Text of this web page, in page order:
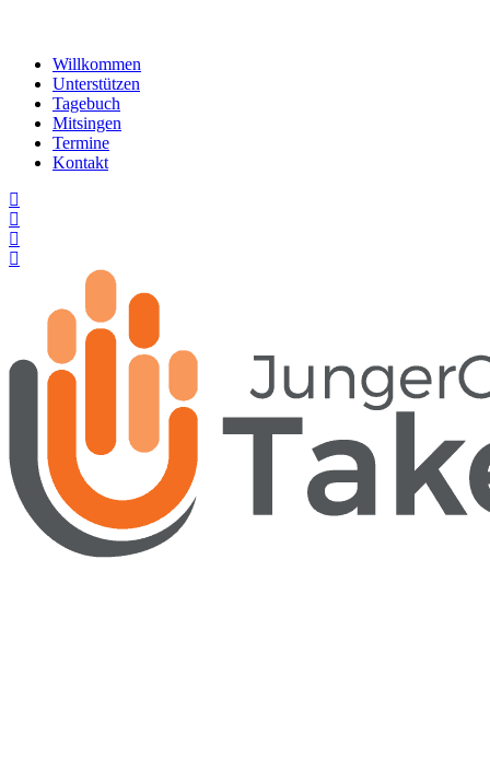
Willkommen
Unterstützen
Tagebuch
Mitsingen
Termine
Kontakt